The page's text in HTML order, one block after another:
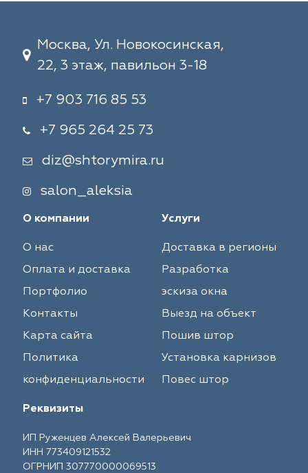
Москва, Ул. Новокосинская,
22, 3 этаж, павильон 3-18
+7 903 716 85 53
+7 965 264 25 73
diz@shtorymira.ru
salon_aleksia
О компании
О нас
Оплата и доставка
Портфолио
Контакты
Карта сайта
Политика
конфиденциальности
Услуги
Доставка в регионы
Разработка
эскиза окна
Выезд на объект
Пошив штор
Установка карнизов
Повес штор
Реквизиты
ИП Руженцев Алексей Валерьевич
ИНН 773409121532
ОГРНИП 307770000069513